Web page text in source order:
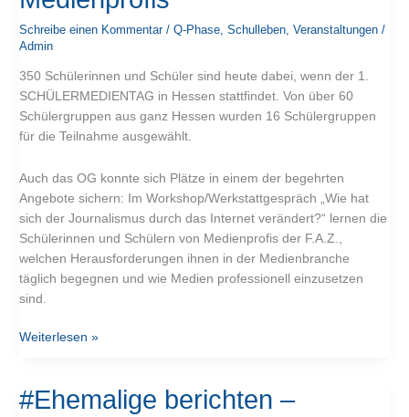
Schreibe einen Kommentar /Q-Phase,Schulleben,Veranstaltungen /
Admin
350 Schülerinnen und Schüler sind heute dabei, wenn der 1.
SCHÜLERMEDIENTAG in Hessen stattfindet. Von über 60
Schülergruppen aus ganz Hessen wurden 16 Schülergruppen
für die Teilnahme ausgewählt.
Auch das OG konnte sich Plätze in einem der begehrten
Angebote sichern: Im Workshop/Werkstattgespräch „Wie hat
sich der Journalismus durch das Internet verändert?“ lernen die
Schülerinnen und Schülern von Medienprofis der F.A.Z.,
welchen Herausforderungen ihnen in der Medienbranche
täglich begegnen und wie Medien professionell einzusetzen
sind.
Hessen
bietet
Austausch
mit
Medienprofis
Weiterlesen »
#Ehemalige berichten –
#Ehemalige
berichten